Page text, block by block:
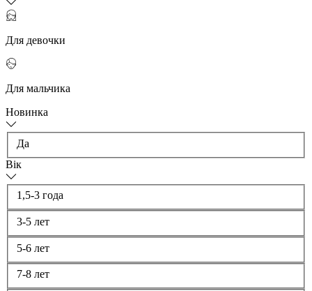
Для девочки
Для мальчика
Новинка
Да
ік
1,5-3 года
3-5 лет
5-6 лет
7-8 лет